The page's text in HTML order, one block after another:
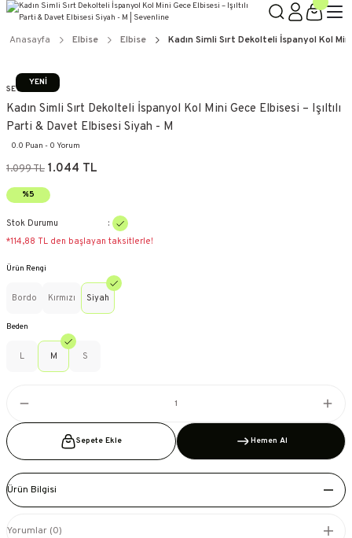
Anasayfa Elbise Elbise Kadın Simli Sırt Dekolteli İspanyol Kol
YENİ
SEVENLINE
Kadın Simli Sırt Dekolteli İspanyol Kol Mini Gece Elbisesi – Işıltılı
Parti & Davet Elbisesi Siyah - M
0.0 Puan - 0 Yorum
1.099 TL 1.044 TL
%5
Stok Durumu
*114,88 TL den başlayan taksitlerle!
Ürün Rengi
Bordo Kırmızı Siyah
Beden
L M S
Sepete Ekle Hemen Al
Ürün Bilgisi
Yorumlar (0)